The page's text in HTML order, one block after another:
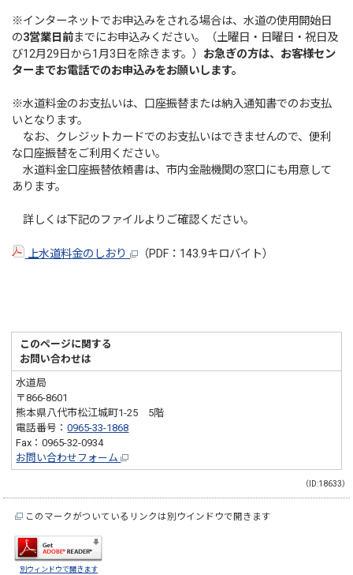
※インターネットでお申込みをされる場合は、水道の使用開始日
の3営業日前までにお申込みください。（土曜日・日曜日・祝日及
び12月29日から1月3日を除きます。） お急ぎの方は、お客様セン
ターまでお電話でのお申込みをお願いします。
※水道料金のお支払いは、口座振替または納入通知書でのお支払
いとなります。
なお、クレジットカードでのお支払いはできませんので、便利
な口座振替をご利用ください。
水道料金口座振替依頼書は、市内金融機関の窓口にも用意して
あります。
詳しくは下記のファイルよりご確認ください。
上水道料金のしおり （PDF：143.9キロバイト）
このページに関する
お問い合わせは
水道局
〒866-8601
熊本県八代市松江城町1-25 5階
電話番号：0965-33-1868
Fax：0965-32-0934
お問い合わせフォーム
（ID:18633）
このマークがついているリンクは別ウインドウで開きます
別ウィンドウで開きます